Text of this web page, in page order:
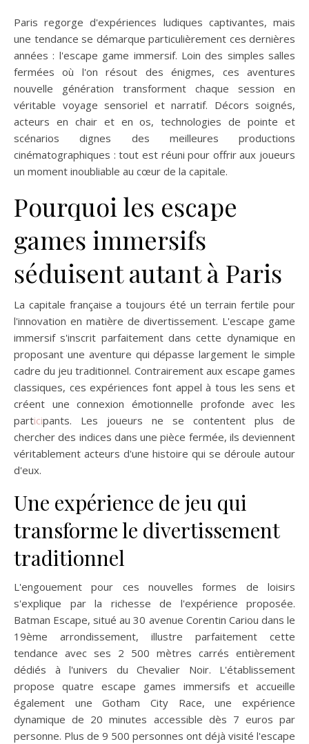
Paris regorge d'expériences ludiques captivantes, mais
une tendance se démarque particulièrement ces dernières
années : l'escape game immersif. Loin des simples salles
fermées où l'on résout des énigmes, ces aventures
nouvelle génération transforment chaque session en
véritable voyage sensoriel et narratif. Décors soignés,
acteurs en chair et en os, technologies de pointe et
scénarios dignes des meilleures productions
cinématographiques : tout est réuni pour offrir aux joueurs
un moment inoubliable au cœur de la capitale.
Pourquoi les escape
games immersifs
séduisent autant à Paris
La capitale française a toujours été un terrain fertile pour
l'innovation en matière de divertissement. L'escape game
immersif s'inscrit parfaitement dans cette dynamique en
proposant une aventure qui dépasse largement le simple
cadre du jeu traditionnel. Contrairement aux escape games
classiques, ces expériences font appel à tous les sens et
créent une connexion émotionnelle profonde avec les
participants. Les joueurs ne se contentent plus de
chercher des indices dans une pièce fermée, ils deviennent
véritablement acteurs d'une histoire qui se déroule autour
d'eux.
Une expérience de jeu qui
transforme le divertissement
traditionnel
L'engouement pour ces nouvelles formes de loisirs
s'explique par la richesse de l'expérience proposée.
Batman Escape, situé au 30 avenue Corentin Cariou dans le
19ème arrondissement, illustre parfaitement cette
tendance avec ses 2 500 mètres carrés entièrement
dédiés à l'univers du Chevalier Noir. L'établissement
propose quatre escape games immersifs et accueille
également une Gotham City Race, une expérience
dynamique de 20 minutes accessible dès 7 euros par
personne. Plus de 9 500 personnes ont déjà visité l'escape